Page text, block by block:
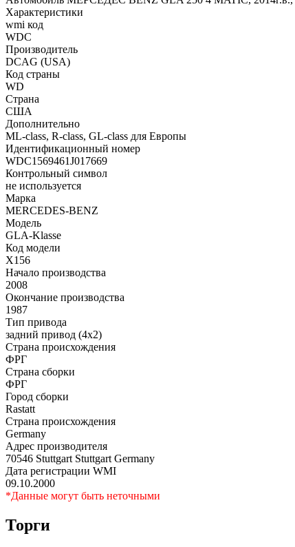
Характеристики
wmi код
WDC
Производитель
DCAG (USA)
Код страны
WD
Страна
США
Дополнительно
ML-class, R-class, GL-class для Европы
Идентификационный номер
WDC1569461J017669
Контрольный символ
не используется
Марка
MERCEDES-BENZ
Модель
GLA-Klasse
Код модели
X156
Начало производства
2008
Окончание производства
1987
Тип привода
задний привод (4x2)
Страна происхождения
ФРГ
Страна сборки
ФРГ
Город сборки
Rastatt
Страна происхождения
Germany
Адрес производителя
70546 Stuttgart Stuttgart Germany
Дата регистрации WMI
09.10.2000
*Данные могут быть неточными
Торги